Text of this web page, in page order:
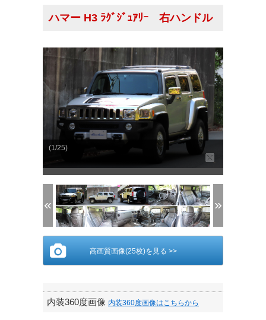
ハマー H3 ﾗｸﾞｼﾞｭｱﾘｰ 右ハンドル
(1/25)
高画質画像(25枚)を見る >>
内装360度画像 内装360度画像はこちらから